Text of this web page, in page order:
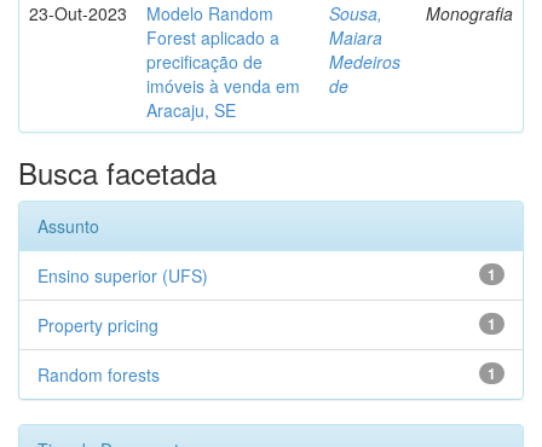
23-Out-2023
Modelo Random
Forest aplicado a
precificação de
imóveis à venda em
Aracaju, SE
Sousa,
Maiara
Medeiros
de
Monografia
Busca facetada
Assunto
1
Ensino superior (UFS)
1
Property pricing
1
Random forests